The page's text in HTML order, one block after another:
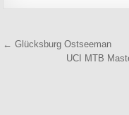
← Glücksburg Ostseeman
UCI MTB